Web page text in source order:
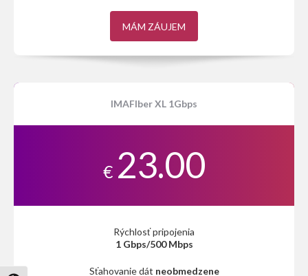
MÁM ZÁUJEM
IMAFIber XL 1Gbps
€ 23.00
Rýchlosť pripojenia
1 Gbps/500 Mbps
Sťahovanie dát neobmedzene